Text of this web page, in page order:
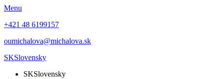
Menu
+421 48 6199157
oumichalova@michalova.sk
SKSlovensky
SKSlovensky